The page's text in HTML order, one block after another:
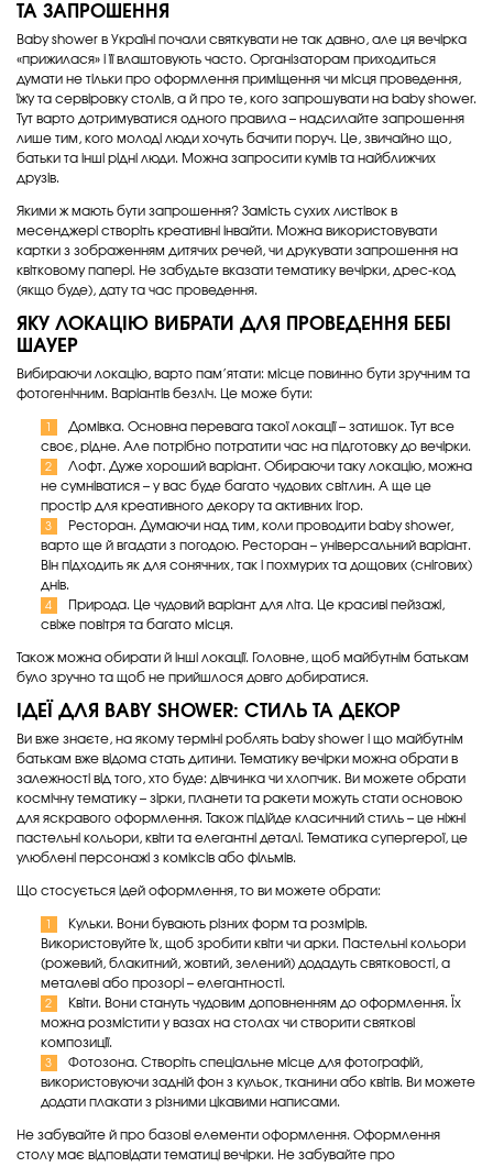
ТА ЗАПРОШЕННЯ
Вaby shower в Україні почали святкувати не так давно, але ця вечірка
«прижилася» і її влаштовують часто. Організаторам приходиться
думати не тільки про оформлення приміщення чи місця проведення,
їжу та сервіровку столів, а й про те, кого запрошувати на baby shower.
Тут варто дотримуватися одного правила – надсилайте запрошення
лише тим, кого молоді люди хочуть бачити поруч. Це, звичайно що,
батьки та інші рідні люди. Можна запросити кумів та найближчих
друзів.
Якими ж мають бути запрошення? Замість сухих листівок в
месенджері створіть креативні інвайти. Можна використовувати
картки з зображенням дитячих речей, чи друкувати запрошення на
квітковому папері. Не забудьте вказати тематику вечірки, дрес-код
(якщо буде), дату та час проведення.
ЯКУ ЛОКАЦІЮ ВИБРАТИ ДЛЯ ПРОВЕДЕННЯ БЕБІ
ШАУЕР
Вибираючи локацію, варто пам’ятати: місце повинно бути зручним та
фотогенічним. Варіантів безліч. Це може бути:
Домівка. Основна перевага такої локації – затишок. Тут все
своє, рідне. Але потрібно потратити час на підготовку до вечірки.
Лофт. Дуже хороший варіант. Обираючи таку локацію, можна
не сумніватися – у вас буде багато чудових світлин. А ще це
простір для креативного декору та активних ігор.
Ресторан. Думаючи над тим, коли проводити baby shower,
варто ще й вгадати з погодою. Ресторан – універсальний варіант.
Він підходить як для сонячних, так і похмурих та дощових (снігових)
днів.
Природа. Це чудовий варіант для літа. Це красиві пейзажі,
свіже повітря та багато місця.
Також можна обирати й інші локації. Головне, щоб майбутнім батькам
було зручно та щоб не прийшлося довго добиратися.
ІДЕЇ ДЛЯ BABY SHOWER: СТИЛЬ ТА ДЕКОР
Ви вже знаєте, на якому терміні роблять baby shower і що майбутнім
батькам вже відома стать дитини. Тематику вечірки можна обрати в
залежності від того, хто буде: дівчинка чи хлопчик. Ви можете обрати
космічну тематику – зірки, планети та ракети можуть стати основою
для яскравого оформлення. Також підійде класичний стиль – це ніжні
пастельні кольори, квіти та елегантні деталі. Тематика супергерої, це
улюблені персонажі з коміксів або фільмів.
Що стосується ідей оформлення, то ви можете обрати:
Кульки. Вони бувають різних форм та розмірів.
Використовуйте їх, щоб зробити квіти чи арки. Пастельні кольори
(рожевий, блакитний, жовтий, зелений) додадуть святковості, а
металеві або прозорі – елегантності.
Квіти. Вони стануть чудовим доповненням до оформлення. Їх
можна розмістити у вазах на столах чи створити святкові
композиції.
Фотозона. Створіть спеціальне місце для фотографій,
використовуючи задній фон з кульок, тканини або квітів. Ви можете
додати плакати з різними цікавими написами.
Не забувайте й про базові елементи оформлення. Оформлення
столу має відповідати тематиці вечірки. Не забувайте про